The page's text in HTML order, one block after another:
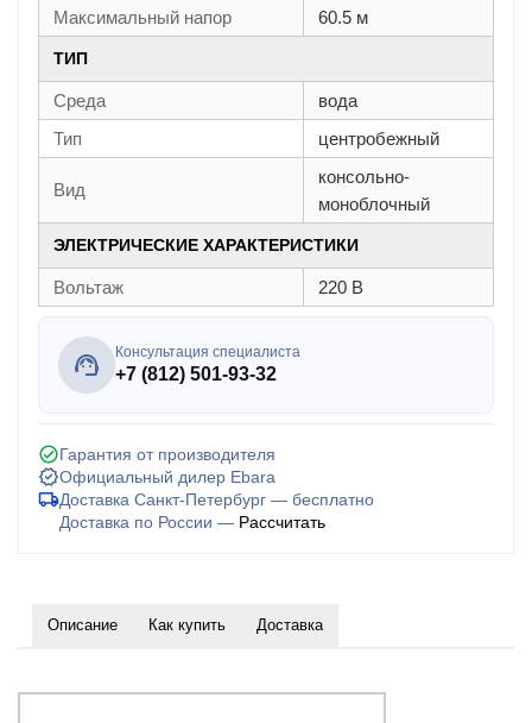
Максимальный напор
60.5 м
ТИП
Среда
вода
Тип
центробежный
Вид
консольно-
моноблочный
ЭЛЕКТРИЧЕСКИЕ ХАРАКТЕРИСТИКИ
Вольтаж 220 В
Консультация специалиста
+7 (812) 501-93-32
Гарантия от производителя
Официальный дилер Ebara
Доставка Санкт-Петербург — бесплатно
Доставка по России — Рассчитать
Описание Как купить Доставка